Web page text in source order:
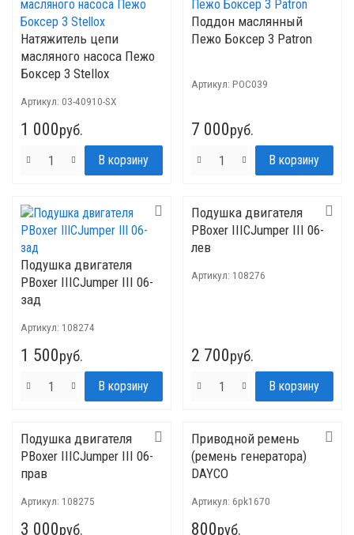
Натяжитель цепи
масляного насоса Пежо
Боксер 3 Stellox
Артикул: 03-40910-SX
1 000руб.
Поддон маслянный
Пежо Боксер 3 Patron
Артикул: POC039
7 000руб.
Подушка двигателя
PBoxer IIICJumper III 06-
зад
Артикул: 108274
1 500руб.
Подушка двигателя
PBoxer IIICJumper III 06-
лев
Артикул: 108276
2 700руб.
Подушка двигателя
PBoxer IIICJumper III 06-
прав
Артикул: 108275
3 000руб.
Приводной ремень
(ремень генератора)
DAYCO
Артикул: 6pk1670
800руб.